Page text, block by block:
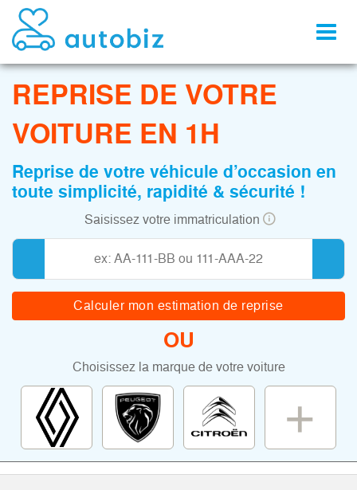
REPRISE DE VOTRE
VOITURE EN 1H
Reprise de votre véhicule d’occasion en
toute simplicité, rapidité & sécurité !
Saisissez votre immatriculation
Calculer mon estimation de reprise
OU
Choisissez la marque de votre voiture